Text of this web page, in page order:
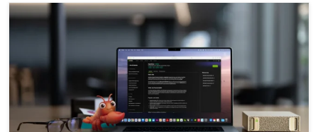
NVIDIA NemoClaw·OpenClaw로 DGX Spark에 더 안전한 상시